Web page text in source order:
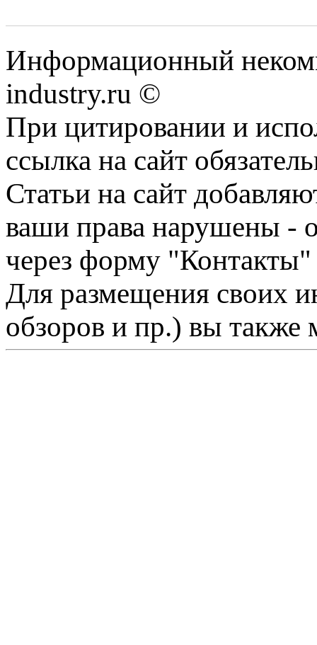
Информационный
industry.ru ©
При цитировании и
ссылка на сайт
Статьи на сайт
ваши права нарушены -
через форму "Контакты"
Для размещения своих
обзоров и пр.) вы также